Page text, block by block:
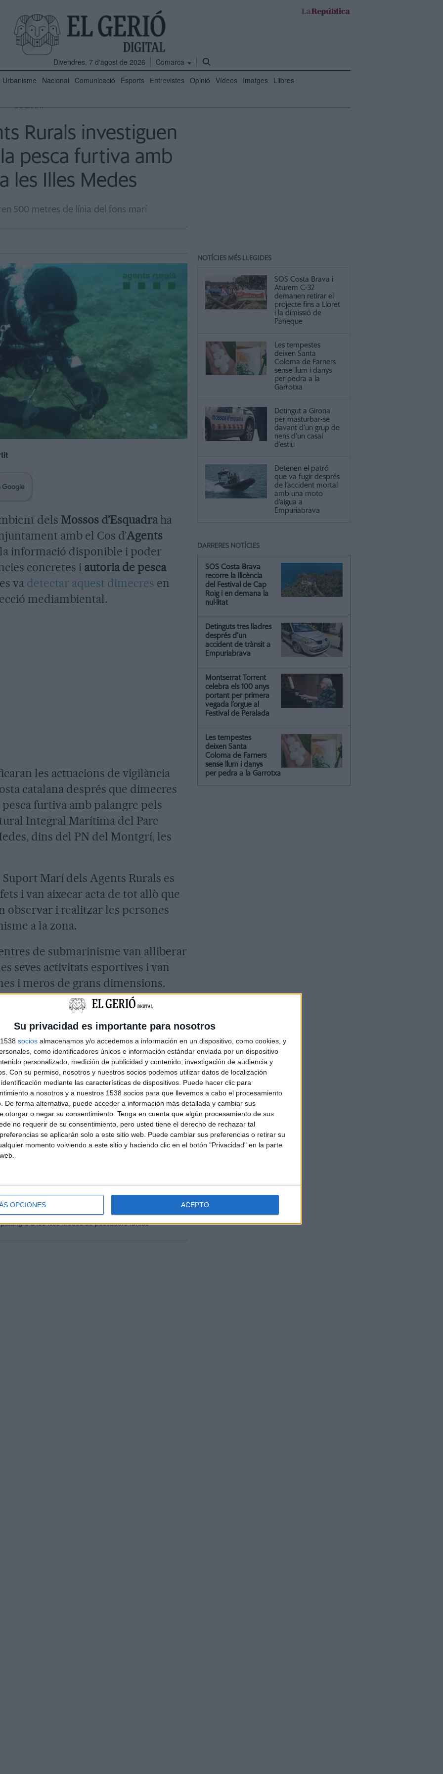
Su privacidad es importante para nosotros
socios almacenamos y/o accedemos a información en un dispositivo, como cookies, y
como identificadores únicos e información estándar enviada por un dispositivo
personalizado, medición de publicidad y contenido, investigación de audiencia y
Con su permiso, nosotros y nuestros socios podemos utilizar datos de localización
mediante las características de dispositivos. Puede hacer clic para
a nosotros y a nuestros 1538 socios para que llevemos a cabo el procesamiento
De forma alternativa, puede acceder a información más detallada y cambiar sus
otorgar o negar su consentimiento. Tenga en cuenta que algún procesamiento de sus
no requerir de su consentimiento, pero usted tiene el derecho de rechazar tal
se aplicarán solo a este sitio web. Puede cambiar sus preferencias o retirar su
momento volviendo a este sitio y haciendo clic en el botón "Privacidad" en la parte
OPCIONES ACEPTO
Divendres, 7 d'agost de 2026
Comarca
Urbanisme Nacional Comunicació Esports Entrevistes Opinió Vídeos Imatges Llibres
SOCIETAT
Rurals investiguen
pesca furtiva amb
les Illes Medes
500 metres de línia del fons marí
dels Mossos d’Esquadraha
amb el Cos d’Agents
informació disponible i poder
concretes i autoria de pesca
va detectar aquest dimecres en
mediambiental.
les actuacions de vigilància
catalana després que dimecres
furtiva amb palangre pels
Integral Marítima del Parc
dins del PN del Montgrí, les
Marí dels Agents Rurals es
i van aixecar acta de tot allò que
observar i realitzar les persones
a la zona.
de submarinisme van alliberar
seves activitats esportives i van
i meros de grans dimensions.
eren vius, però alguns ja havien
uns 200 metres de fils gruixuts
diferents línies d’investigació
Central de Medi Ambient del cos de
d’Agents Rurals. Fins al moment
metres de línia de palangre.
a les Illes Medes de pescadors furtius
NOTÍCIES MÉS LLEGIDES
SOS Costa Brava i
Aturem C-32
demanen retirar el
projecte fins a Lloret
i la dimissió de
Paneque
Les tempestes
deixen Santa
Coloma de Farners
sense llum i danys
per pedra a la
Garrotxa
Detingut a Girona
per masturbar-se
davant d’un grup de
nens d’un casal
d’estiu
Detenen el patró
que va fugir després
de l’accident mortal
amb una moto
d’aigua a
Empuriabrava
DARRERES NOTÍCIES
SOS Costa Brava
recorre la llicència
del Festival de Cap
Roig i en demana la
nul·litat
Detinguts tres lladres
després d’un
accident de trànsit a
Empuriabrava
Montserrat Torrent
celebra els 100 anys
portant per primera
vegada l’orgue al
Festival de Peralada
Les tempestes
deixen Santa
Coloma de Farners
sense llum i danys
per pedra a la Garrotxa